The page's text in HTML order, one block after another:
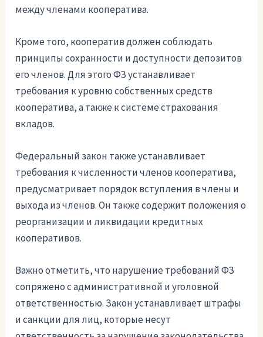
между членами кооператива.
Кроме того, кооператив должен соблюдать
принципы сохранности и доступности депозитов
его членов. Для этого ФЗ устанавливает
требования к уровню собственных средств
кооператива, а также к системе страхования
вкладов.
Федеральный закон также устанавливает
требования к численности членов кооператива,
предусматривает порядок вступления в члены и
выхода из членов. Он также содержит положения о
реорганизации и ликвидации кредитных
кооперативов.
Важно отметить, что нарушение требований ФЗ
сопряжено с административной и уголовной
ответственностью. Закон устанавливает штрафы
и санкции для лиц, которые несут